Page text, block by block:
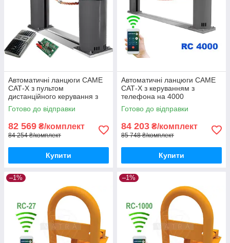
Автоматичні ланцюги CAME
САТ-X з пультом
дистанційного керування з
захистом від копіювання
TWIN
Готово до відправки
82 569 ₴/комплект
84 254 ₴/комплект
Купити
Автоматичні ланцюги CAME
САТ-X з керуванням з
телефона на 4000
користувачів
Готово до відправки
84 203 ₴/комплект
85 748 ₴/комплект
Купити
–1% –1%